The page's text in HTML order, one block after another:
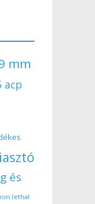
mm
acp
és
lethal